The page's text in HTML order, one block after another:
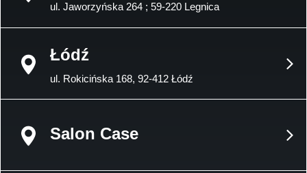
ul. Jaworzyńska 264 ; 59-220 Legnica
Łódź
ul. Rokicińska 168, 92-412 Łódź
Salon Case